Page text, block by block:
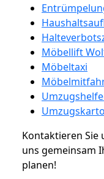
Möbellift
Möbeltaxi
Kontaktieren Sie
uns gemeinsam
planen!